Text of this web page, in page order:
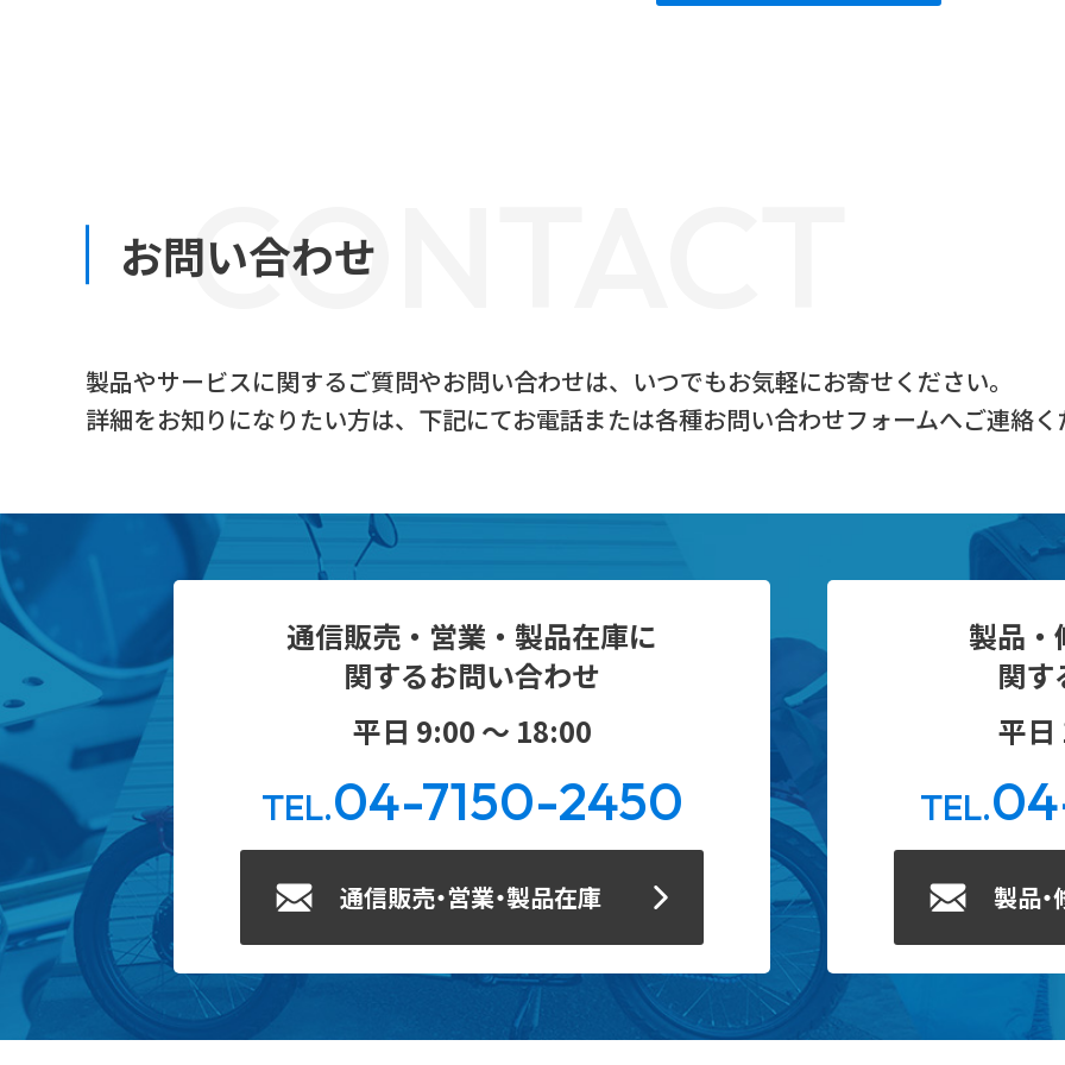
CONTACT
お問い合わせ
製品やサービスに関するご質問やお問い合わせは、 いつでもお気軽にお寄せください。
詳細をお知りになりたい方は、下記にてお電話または各種お問い合わせフォームへご連絡
通信販売・営業・製品在庫に
関するお問い合わせ
平日 9:00 ～ 18:00
TEL.04-7150-2450
通信販売・営業・製品在庫
製品・
関す
平日
TEL.
製品・